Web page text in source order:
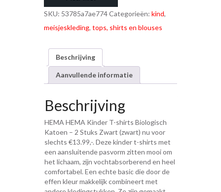
SKU: 53785a7ae774Categorieën: kind,
meisjeskleding, tops, shirts en blouses
Beschrijving
Aanvullende informatie
Beschrijving
HEMA HEMA Kinder T-shirts Biologisch
Katoen – 2 Stuks Zwart (zwart) nu voor
slechts €13.99,-. Deze kinder t-shirts met
een aansluitende pasvorm zitten mooi om
het lichaam, zijn vochtabsorberend en heel
comfortabel. Een echte basic die door de
effen kleur makkelijk combineert met